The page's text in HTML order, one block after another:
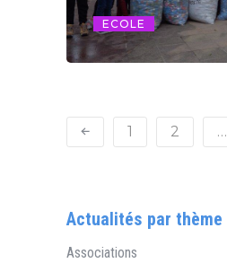
ECOLE
1 2 …
Actualités par thème
Associations